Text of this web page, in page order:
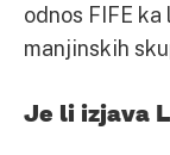
odnos FIFE
manjinskih
Je li izjava